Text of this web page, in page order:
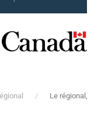
Le régional,